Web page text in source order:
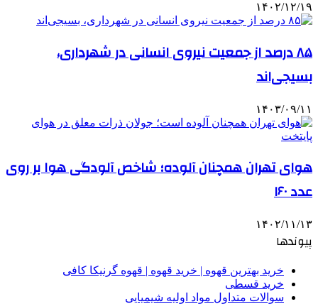
۱۴۰۲/۱۲/۱۹
۸۵ درصد از جمعیت نیروی انسانی در شهرداری،
بسیجی‌اند
۱۴۰۳/۰۹/۱۱
هوای تهران همچنان آلوده؛ شاخص آلودگی هوا بر روی
عدد ۱۶۰
۱۴۰۲/۱۱/۱۳
پیوندها
خرید بهترین قهوه | خرید قهوه | قهوه گرنیکا کافی
خرید قسطی
سوالات متداول مواد اولیه شیمیایی